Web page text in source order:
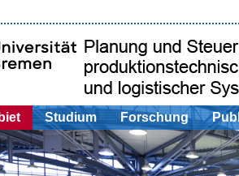
Studium Forschung